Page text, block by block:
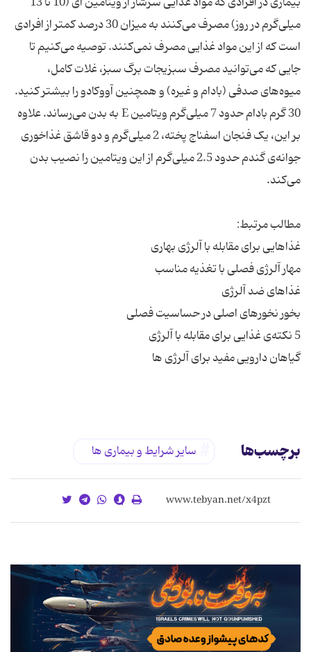
میلی‌گرم در روز) مصرف می‌کنند به میزان 30 درصد کمتر از افرادی
است که از این مواد غذایی مصرف نمی‌کنند. توصیه می‌کنیم تا
جایی که می‌توانید مصرف سبزیجات برگ سبز، غلات کامل،
میوه‌های صدفی (بادام و غیره) و همچنین آووکادو را بیشتر کنید.
30 گرم بادام حدود 7 میلی‌گرم ویتامین E به بدن می‌رساند. علاوه
بر این، یک فنجان اسفناج پخته، 2 میلی‌گرم و دو قاشق غذاخوری
جوانه‌ی گندم حدود 2.5 میلی‌گرم از این ویتامین را نصیب بدن
برچسب‌ها سایر شرایط و بیماری ها